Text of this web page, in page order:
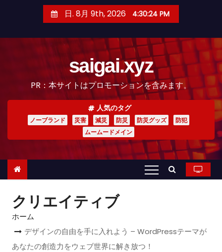
日. 8月 9th, 2026 4:30:26 PM
saigai.xyz
PR：本サイトはプロモーションを含みます。
人気のタグ
ノーブランド 災害 減災 防災 防災グッズ
防犯
ムームードメイン
クリエイティブ
ホーム
デザインの自由を手に入れよう – WordPressテーマが
あなたの創造力をウェブ世界に解き放つ！